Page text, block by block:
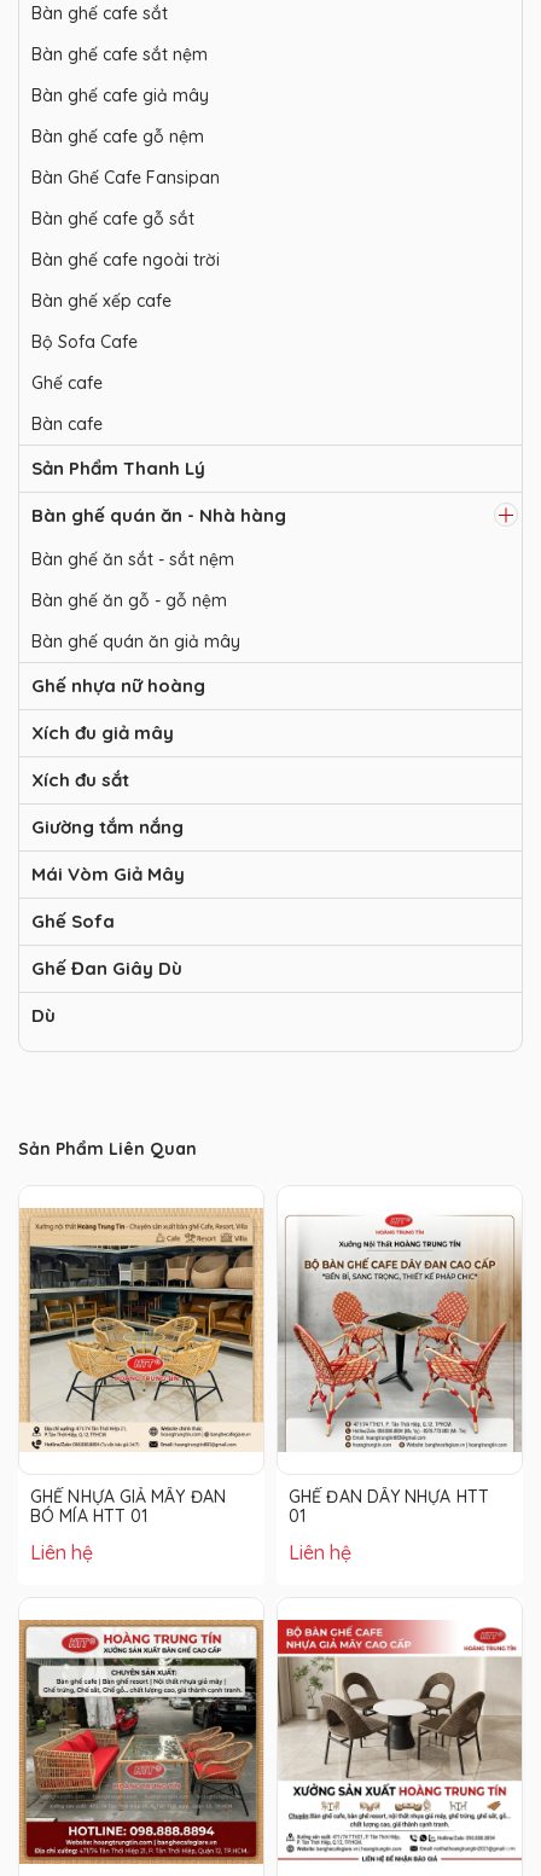
Bàn ghế cafe sắt
Bàn ghế cafe sắt nệm
Bàn ghế cafe giả mây
Bàn ghế cafe gỗ nệm
Bàn Ghế Cafe Fansipan
Bàn ghế cafe gỗ sắt
Bàn ghế cafe ngoài trời
Bàn ghế xếp cafe
Bộ Sofa Cafe
Ghế cafe
Bàn cafe
Sản Phẩm Thanh Lý
Bàn ghế quán ăn - Nhà hàng
Bàn ghế ăn sắt - sắt nệm
Bàn ghế ăn gỗ - gỗ nệm
Bàn ghế quán ăn giả mây
Ghế nhựa nữ hoàng
Xích đu giả mây
Xích đu sắt
Giường tắm nắng
Mái Vòm Giả Mây
Ghế Sofa
Ghế Đan Giây Dù
Dù
Sản Phẩm Liên Quan
GHẾ NHỰA GIẢ MÂY ĐAN
BÓ MÍA HTT 01
Liên hệ
GHẾ ĐAN DÂY NHỰA HTT
01
Liên hệ